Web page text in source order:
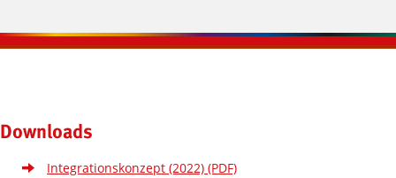
Kontaktinformationen und Weiterführendes
Downloads
Integrationskonzept (2022) (PDF)